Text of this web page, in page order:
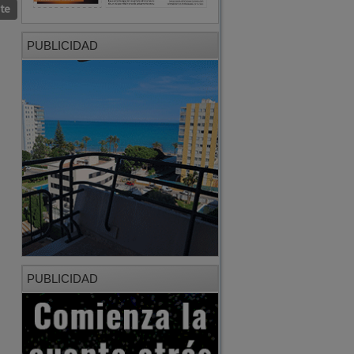
PUBLICIDAD
PUBLICIDAD